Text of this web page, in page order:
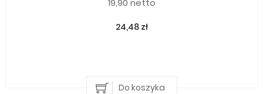
19,90 netto
24,48 zł
Do koszyka